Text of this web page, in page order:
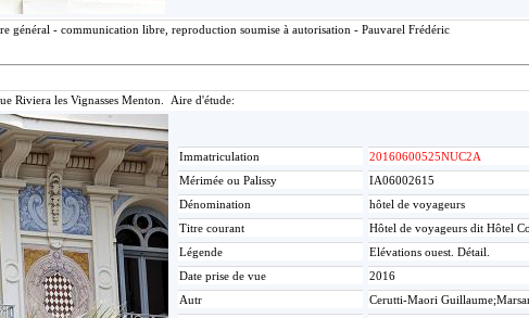
général - communication libre, reproduction soumise à autorisation - Pauvarel Frédéric
Riviera les Vignasses Menton. Aire d'étude:
Immatriculation
20160600525NUC2A
Mérimée ou Palissy
IA06002615
Dénomination
hôtel de voyageurs
Titre courant
Hôtel de voyageurs dit Hôtel
Légende
Elévations ouest. Détail.
Date prise de vue
2016
Autr
Cerutti-Maori